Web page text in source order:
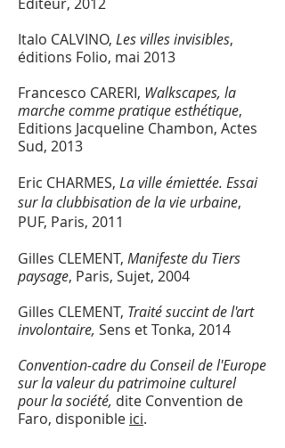
Italo CALVINO, Les villes invisibles,
éditions Folio, mai 2013
Francesco CARERI, Walkscapes, la
marche comme pratique esthétique,
Editions Jacqueline Chambon, Actes
Sud, 2013
Eric CHARMES, La ville émiettée. Essai
sur la clubbisation de la vie urbaine,
PUF, Paris, 2011
Gilles CLEMENT, Manifeste du Tiers
paysage, Paris, Sujet, 2004
Gilles CLEMENT, Traité succint de l'art
involontaire, Sens et Tonka, 2014
Convention-cadre du Conseil de l'Europe
sur la valeur du patrimoine culturel
pour la société, dite Convention de
Faro, disponible ici.